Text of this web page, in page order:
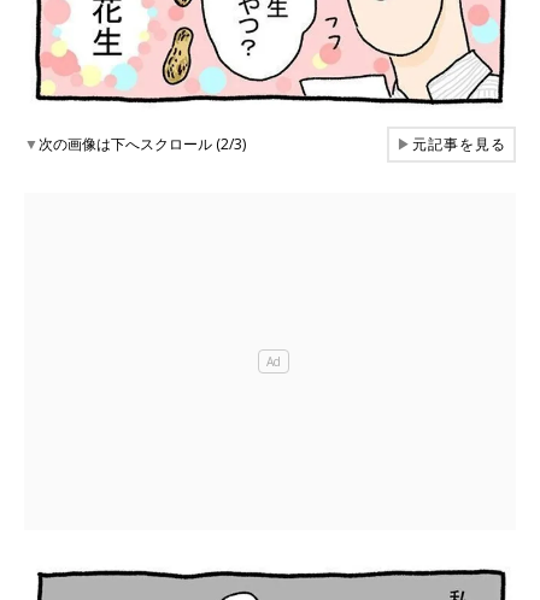
▼次の画像は下へスクロール (2/3) ▶元記事を見る